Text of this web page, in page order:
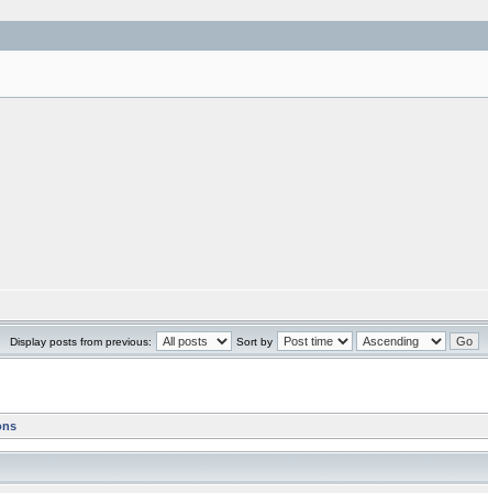
Display posts from previous: Sort by